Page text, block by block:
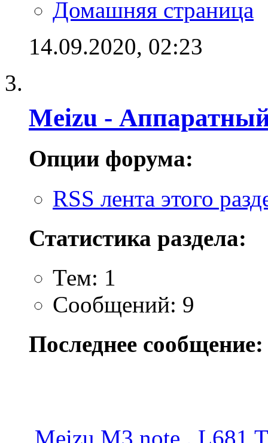
Домашняя страница
14.09.2020, 02:23
Meizu -
Опции форума:
RSS лента этого
Статистика раздела:
Тем: 1
Сообщений: 9
Последнее сообщение:
Meizu M3 note . L681